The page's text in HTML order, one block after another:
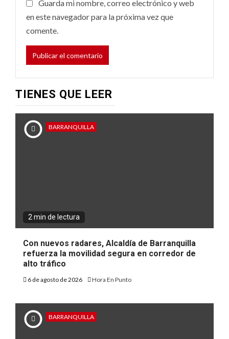
Guarda mi nombre, correo electrónico y web
en este navegador para la próxima vez que
comente.
TIENES QUE LEER
BARRANQUILLA
2 min de lectura
Con nuevos radares, Alcaldía de Barranquilla
refuerza la movilidad segura en corredor de
alto tráfico
6 de agosto de 2026 Hora En Punto
BARRANQUILLA